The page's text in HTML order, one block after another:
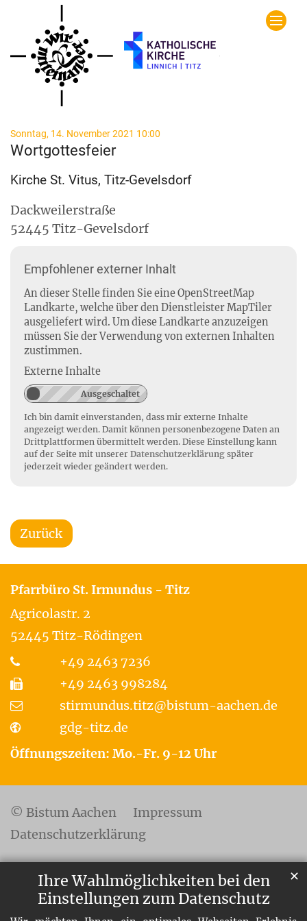
Ihre Wahlmöglichkeiten bei den
Einstellungen zum Datenschutz
✕
Zum Inhalt springen
Sonntag, 14. November 2021 10:00
Wortgottesfeier
Kirche St. Vitus, Titz-Gevelsdorf
Dackweilerstraße
52445 Titz-Gevelsdorf
Empfohlener externer Inhalt
An dieser Stelle finden Sie eine OpenStreetMap
Landkarte, welche über den Dienstleister MapTiler
ausgeliefert wird. Um diese Landkarte anzuzeigen
müssen Sie der Verwendung von externen Inhalten
zustimmen.
Externe Inhalte
Ich bin damit einverstanden, dass mir externe Inhalte
angezeigt werden. Damit können personenbezogene Daten an
Drittplattformen übermittelt werden. Diese Einstellung kann
auf der Seite mit unserer Datenschutzerklärung später
jederzeit wieder geändert werden.
Zurück
Pfarrbüro St. Irmundus - Titz
Agricolastr. 2
52445 Titz-Rödingen
+49 2463 7236
+49 2463 998284
stirmundus.titz@bistum-aachen.de
gdg-titz.de
Öffnungszeiten: Mo.-Fr. 9-12 Uhr
© Bistum Aachen
Impressum
Datenschutzerklärung